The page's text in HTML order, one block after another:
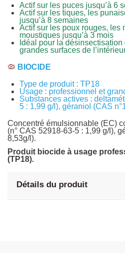
Actif sur les puces jusqu’à 6
Actif sur les tiques, les
jusqu’à 8 semaines
Actif sur les poux rouges, les
moustiques jusqu’à 3 mois
Idéal pour la
grandes surfaces de
🦠 BIOCIDE
Type de produit : TP18
Usage : professionnel et
Substances actives :
5 : 1,99 g/l), géraniol (CAS
Concentré émulsionnable (EC)
(n° CAS 52918-63-5 : 1,99 g/l),
8,53g/l).
Produit biocide à usage
(TP18).
Détails du produit